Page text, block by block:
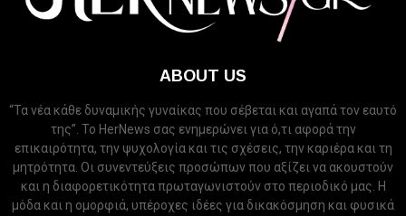
ABOUT US
“Τα νέα κάθε δυναμικής γυναίκας που σέβεται και αγαπά τον εαυτό
της”. Το HerNews σας ενημερώνει για ό,τι αφορά την
επικαιρότητα, την ψυχολογία και τις σχέσεις, την καριέρα και τη
μητρότητα. Οι συνεντεύξεις προσώπων που αξίζει να ακουστούν
και η διαφορετικότητα πρωταγωνιστούν στο περιοδικό μας. Η
μόδα και η ομορφιά, υπέροχες ιδέες για δικακόσμηση και φυσικά